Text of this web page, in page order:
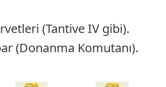
(Tantive IV gibi).
(Donanma Komutanı).